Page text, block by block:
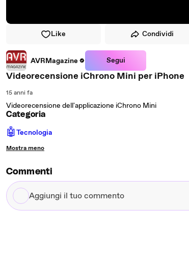
Like Condividi
AVRMagazine Segui
Videorecensione iChrono Mini per iPhone
15 anni fa
Videorecensione dell'applicazione iChrono Mini
Categoria
🤖Tecnologia
Mostra meno
Commenti
Aggiungi
il